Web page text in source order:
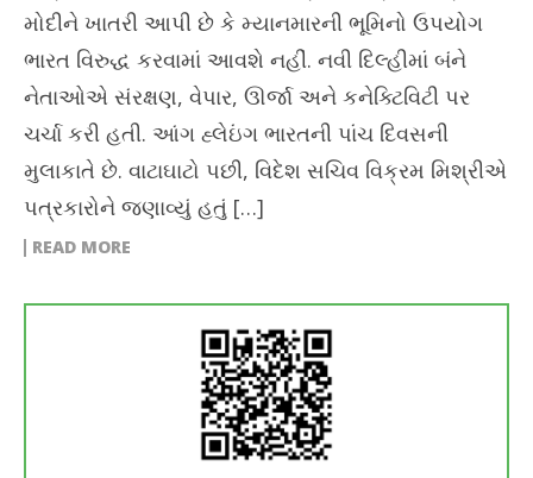
મોદીને ખાતરી આપી છે કે મ્યાનમારની ભૂમિનો ઉપયોગ
ભારત વિરુદ્ધ કરવામાં આવશે નહીં. નવી દિલ્હીમાં બંને
નેતાઓએ સંરક્ષણ, વેપાર, ઊર્જા અને કનેક્ટિવિટી પર
ચર્ચા કરી હતી. આંગ હ્લેઇંગ ભારતની પાંચ દિવસની
મુલાકાતે છે. વાટાઘાટો પછી, વિદેશ સચિવ વિક્રમ મિશ્રીએ
પત્રકારોને જણાવ્યું હતું […]
READ MORE